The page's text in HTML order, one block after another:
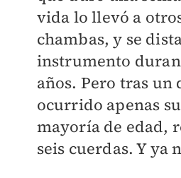
vida lo llevó a
chambas, y se
instrumento
años. Pero tras un
ocurrido apenas
mayoría de edad,
seis cuerdas. Y ya